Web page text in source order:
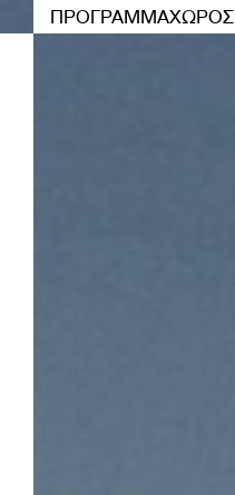
ΠΡΟΓΡΑΜΜΑΧΩΡΟΣ